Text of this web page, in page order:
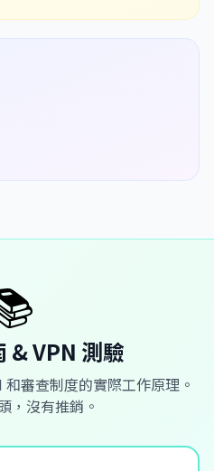
& VPN 測驗
審查制度的實際工作原理。
，沒有推銷。